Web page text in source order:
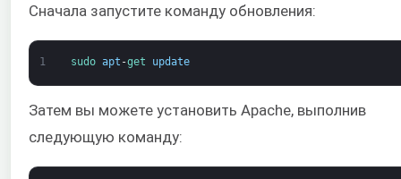
Сначала запустите команду обновления:
1 sudo apt -get update
Затем вы можете установить Apache, выполнив
следующую команду: